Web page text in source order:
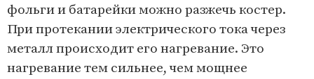
фольги и батарейки можно разжечь костер.
При протекании электрического тока через
металл происходит его нагревание. Это
нагревание тем сильнее, чем мощнее